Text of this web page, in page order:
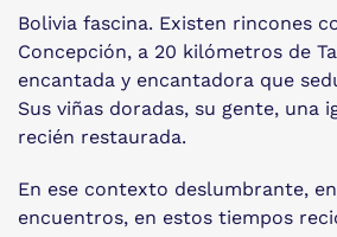
Bolivia fascina. Existen rincones
Concepción, a 20 kilómetros de
encantada y encantadora que
Sus viñas doradas, su gente, una
recién restaurada.
En ese contexto deslumbrante,
encuentros, en estos tiempos